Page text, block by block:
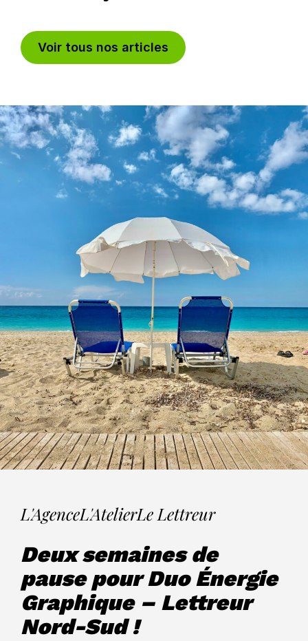
Voir tous nos articles
L'AgenceL'AtelierLe Lettreur
Deux semaines de
pause pour Duo Énergie
Graphique – Lettreur
Nord-Sud !